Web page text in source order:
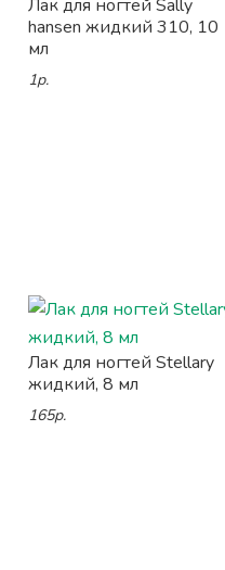
Лак для ногтей Sally
hansen жидкий 310, 10
мл
1р.
Лак для ногтей Stellary
жидкий, 8 мл
165р.